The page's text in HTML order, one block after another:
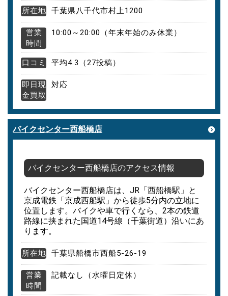
所在地 千葉県八千代市村上1200
営業
時間
10:00～20:00（年末年始のみ休業）
口コミ 平均4.3（27投稿）
即日現
金買取
対応
バイクセンター西船橋店
バイクセンター西船橋店のアクセス情報
バイクセンター西船橋店は、JR「西船橋駅」と
京成電鉄「京成西船駅」から徒歩5分内の立地に
位置します。バイクや車で行くなら、2本の鉄道
路線に挟まれた国道14号線（千葉街道）沿いにあ
ります。
所在地 千葉県船橋市西船5-26-19
営業
時間
記載なし（水曜日定休）